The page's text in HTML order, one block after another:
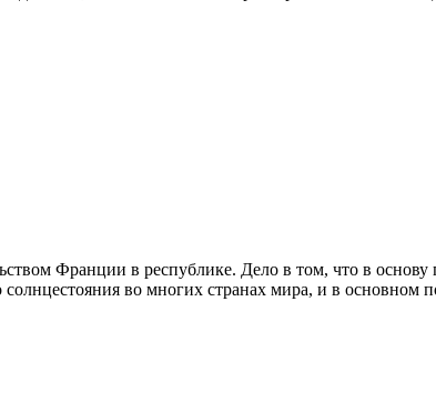
Франции в республике. Дело в том, что в основу
во многих странах мира, и в основном